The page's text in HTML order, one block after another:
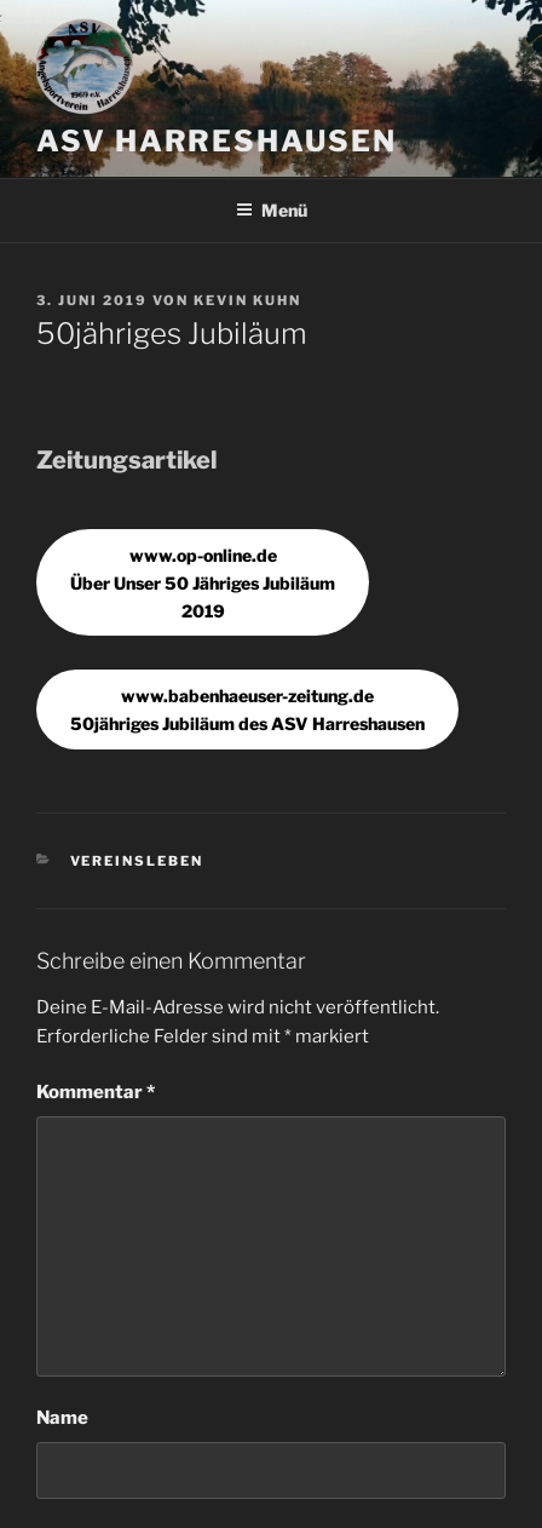
Zum
Inhalt
springen
ASV HARRESHAUSEN
Menü
VERÖFFENTLICHT
AM
3. JUNI 2019 VON KEVIN KUHN
50jähriges Jubiläum
Zeitungsartikel
www.op-online.de
Über Unser 50 Jähriges Jubiläum
2019
www.babenhaeuser-zeitung.de
50jähriges Jubiläum des ASV Harreshausen
KATEGORIEN
VEREINSLEBEN
Schreibe einen Kommentar
Deine E-Mail-Adresse wird nicht veröffentlicht.
Erforderliche Felder sind mit* markiert
Kommentar*
Name